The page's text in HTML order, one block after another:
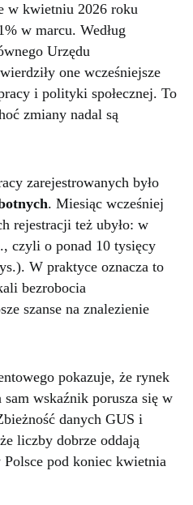
w kwietniu 2026 roku
w marcu. Według
Urzędu
one wcześniejsze
i polityki społecznej. To
zmiany nadal są
zarejestrowanych było
. Miesiąc wcześniej
rejestracji też ubyło: w
czyli o ponad 10 tysięcy
W praktyce oznacza to
bezrobocia
szanse na znalezienie
pokazuje, że rynek
wskaźnik porusza się w
danych GUS i
liczby dobrze oddają
pod koniec kwietnia